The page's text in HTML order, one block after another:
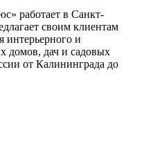
работает в Санкт-
своим клиентам
интерьерного и
домов, дач и садовых
от Калининграда до